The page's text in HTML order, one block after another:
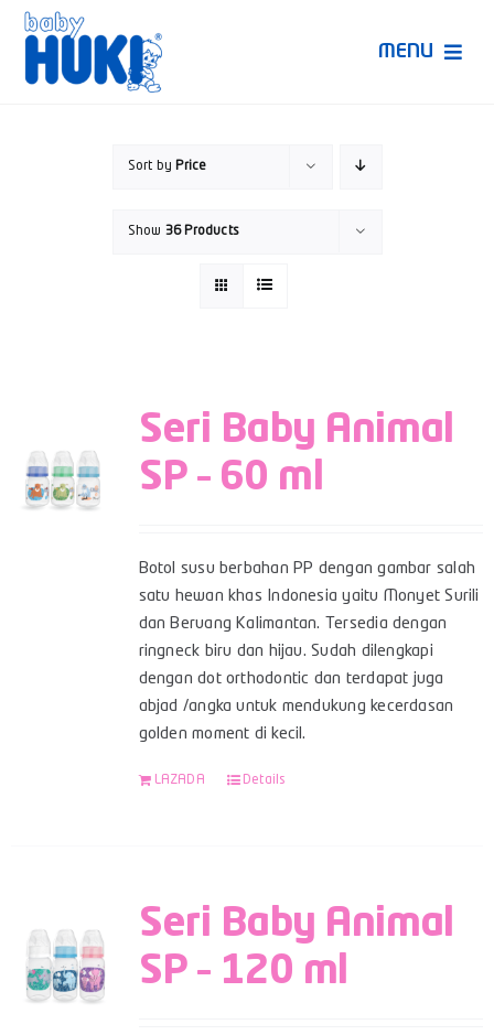
Skip
content
MENU
Sort by Price
Show 36 Products
Seri Baby Animal
SP – 60 ml
Botol susu berbahan PP dengan gambar salah
satu hewan khas Indonesia yaitu Monyet Surili
dan Beruang Kalimantan. Tersedia dengan
ringneck biru dan hijau. Sudah dilengkapi
dengan dot orthodontic dan terdapat juga
abjad /angka untuk mendukung kecerdasan
golden moment di kecil.
LAZADA Details
Seri Baby Animal
SP – 120 ml